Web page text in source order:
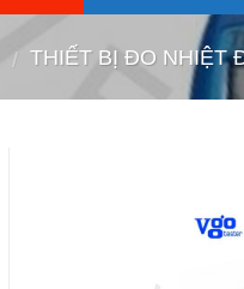
/ THIẾT BỊ ĐO NHIỆT